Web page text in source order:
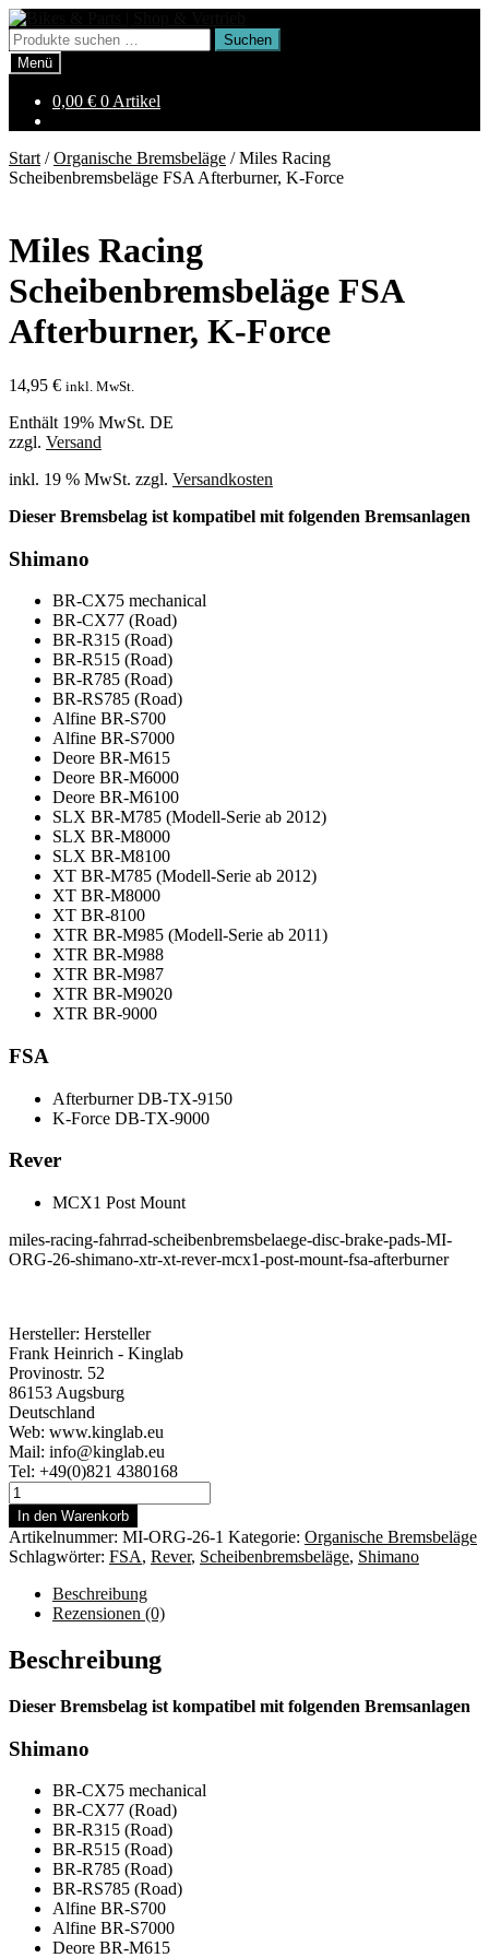
Zur
Navigation
springen
Zum
Inhalt
springen
Suchen
nach:
Suchen
Menü
0,00 € 0 Artikel
Start /Organische Bremsbeläge /Miles Racing
Scheibenbremsbeläge FSA Afterburner, K-Force
Miles Racing
Scheibenbremsbeläge FSA
Afterburner, K-Force
14,95 € inkl. MwSt.
Enthält 19% MwSt. DE
zzgl. Versand
inkl. 19 % MwSt. zzgl. Versandkosten
Dieser Bremsbelag ist kompatibel mit folgenden Bremsanlagen
Shimano
BR-CX75 mechanical
BR-CX77 (Road)
BR-R315 (Road)
BR-R515 (Road)
BR-R785 (Road)
BR-RS785 (Road)
Alfine BR-S700
Alfine BR-S7000
Deore BR-M615
Deore BR-M6000
Deore BR-M6100
SLX BR-M785 (Modell-Serie ab 2012)
SLX BR-M8000
SLX BR-M8100
XT BR-M785 (Modell-Serie ab 2012)
XT BR-M8000
XT BR-8100
XTR BR-M985 (Modell-Serie ab 2011)
XTR BR-M988
XTR BR-M987
XTR BR-M9020
XTR BR-9000
FSA
Afterburner DB-TX-9150
K-Force DB-TX-9000
Rever
MCX1 Post Mount
miles-racing-fahrrad-scheibenbremsbelaege-disc-brake-pads-MI-
ORG-26-shimano-xtr-xt-rever-mcx1-post-mount-fsa-afterburner
Hersteller: Hersteller
Frank Heinrich - Kinglab
Provinostr. 52
86153 Augsburg
Deutschland
Web: www.kinglab.eu
Mail: info@kinglab.eu
Tel: +49(0)821 4380168
Miles
Racing
Scheibenbremsbeläge
FSA
Afterburner,
Force
Menge
In den Warenkorb
Artikelnummer: MI-ORG-26-1 Kategorie: Organische Bremsbeläge
Schlagwörter: FSA, Rever, Scheibenbremsbeläge, Shimano
Beschreibung
Rezensionen (0)
Beschreibung
Dieser Bremsbelag ist kompatibel mit folgenden Bremsanlagen
Shimano
BR-CX75 mechanical
BR-CX77 (Road)
BR-R315 (Road)
BR-R515 (Road)
BR-R785 (Road)
BR-RS785 (Road)
Alfine BR-S700
Alfine BR-S7000
Deore BR-M615